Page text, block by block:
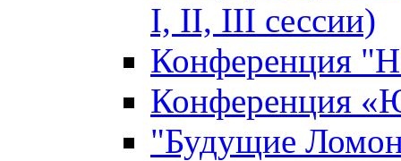
I, II, III сессии)
Конференция
Конференция
"Будущие